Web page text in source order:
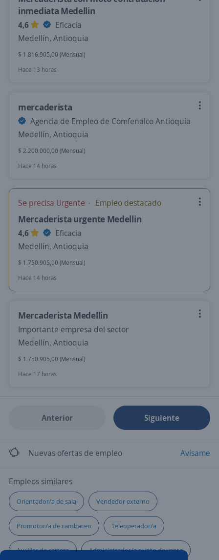
inmediata Medellin
4,6
Eficacia
Medellín, Antioquia
$ 1.816.905,00 (Mensual)
Hace 13 horas
mercaderista
Agencia de Empleo de Comfenalco Antioquia
Medellín, Antioquia
$ 2.200.000,00 (Mensual)
Hace 14 horas
Se precisa Urgente Empleo destacado
Mercaderista urgente Medellin
4,6
Eficacia
Medellín, Antioquia
$ 1.750.905,00 (Mensual)
Hace 14 horas
Mercaderista Medellin
Importante empresa del sector
Medellín, Antioquia
$ 1.750.905,00 (Mensual)
Hace 17 horas
Anterior Siguiente
Nuevas ofertas de empleo Avísame
Empleos similares
Orientador/a de sala Vendedor externo
Promotor/a de cambaceo Teleoperador/a
Auxiliar de cartera Administrador/a punto de venta